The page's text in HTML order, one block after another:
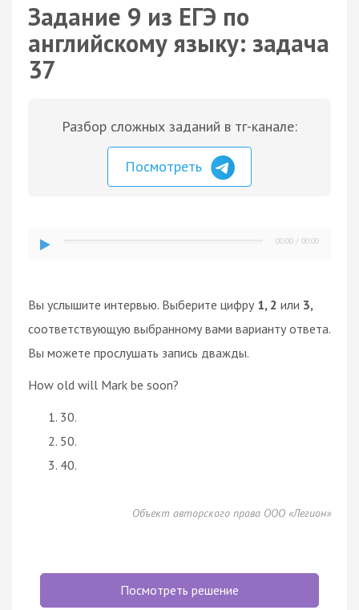
Задание 9 из ЕГЭ по
английскому языку: задача
37
Разбор сложных заданий в тг-канале:
Посмотреть
00:00 / 00:00
Вы услышите интервью. Выберите цифру 1, 2 или 3,
соответствующую выбранному вами варианту ответа.
Вы можете прослушать запись дважды.
How old will Mark be soon?
30.
50.
40.
Объект авторского права ООО «Легион»
Посмотреть решение